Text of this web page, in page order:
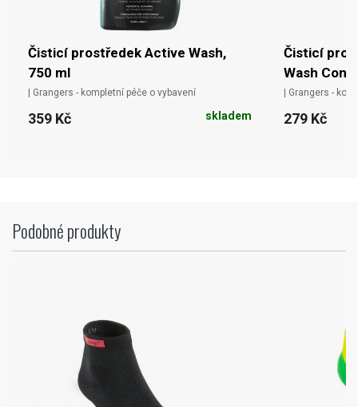
Čisticí prostředek Active Wash,
750 ml
| Grangers - kompletní péče o vybavení
359 Kč skladem
Čisticí
Wash
| Grangers -
279 Kč
Podobné produkty